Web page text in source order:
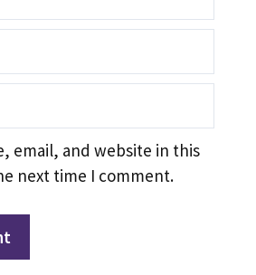
email, and website in this
next time I comment.